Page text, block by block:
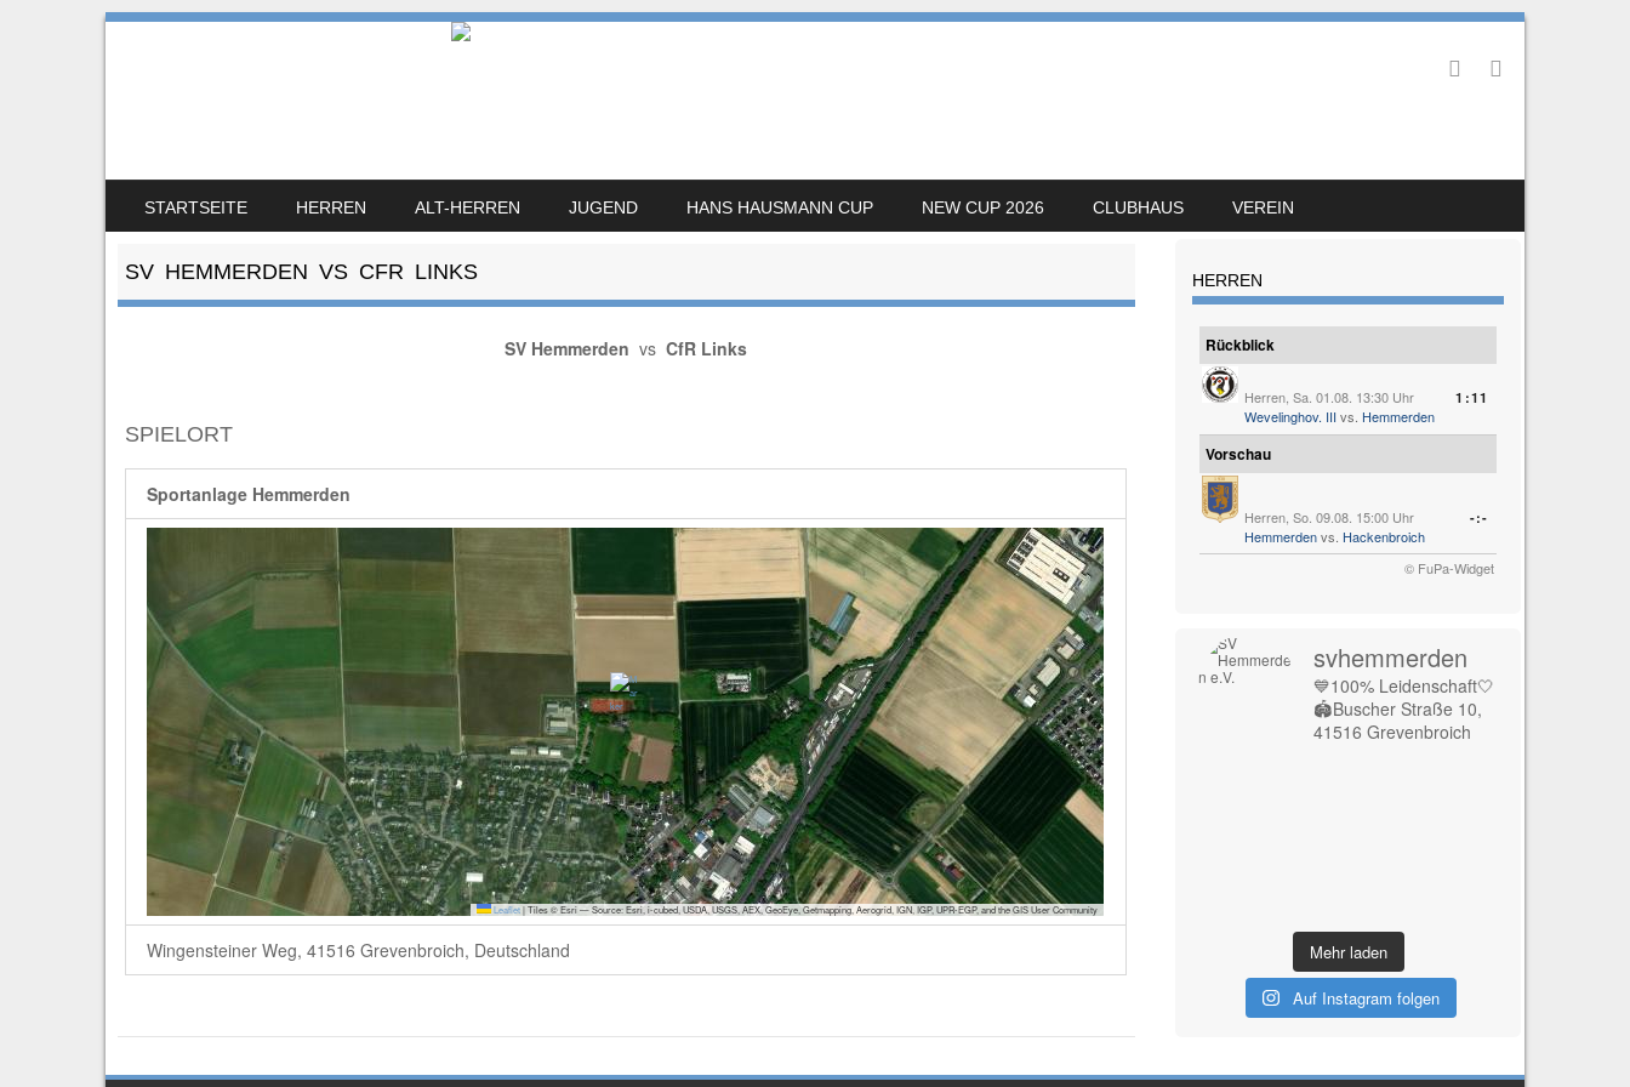
MENU
STARTSEITE HERREN ALT-HERREN JUGEND HANS HAUSMANN CUP NEW CUP 2026 CLUBHAUS VEREIN
SV HEMMERDEN VS CFR LINKS
SV Hemmerden vs CfR Links
SPIELORT
Sportanlage Hemmerden
Leaflet |Tiles © Esri — Source: Esri, i-cubed, USDA, USGS, AEX, GeoEye, Getmapping, Aerogrid, IGN, IGP, UPR-EGP, and the GIS User Community
Wingensteiner Weg, 41516 Grevenbroich, Deutschland
HERREN
Rückblick
Herren, Sa. 01.08. 13:30 Uhr
Wevelinghov. IIIvs. Hemmerden
1:11
Vorschau
Herren, So. 09.08. 15:00 Uhr
Hemmerdenvs. Hackenbroich
-:-
© FuPa-Widget
svhemmerden
💙100% Leidenschaft🤍
🏟️Buscher Straße 10,
41516 Grevenbroich
Mehr laden
Auf Instagram folgen